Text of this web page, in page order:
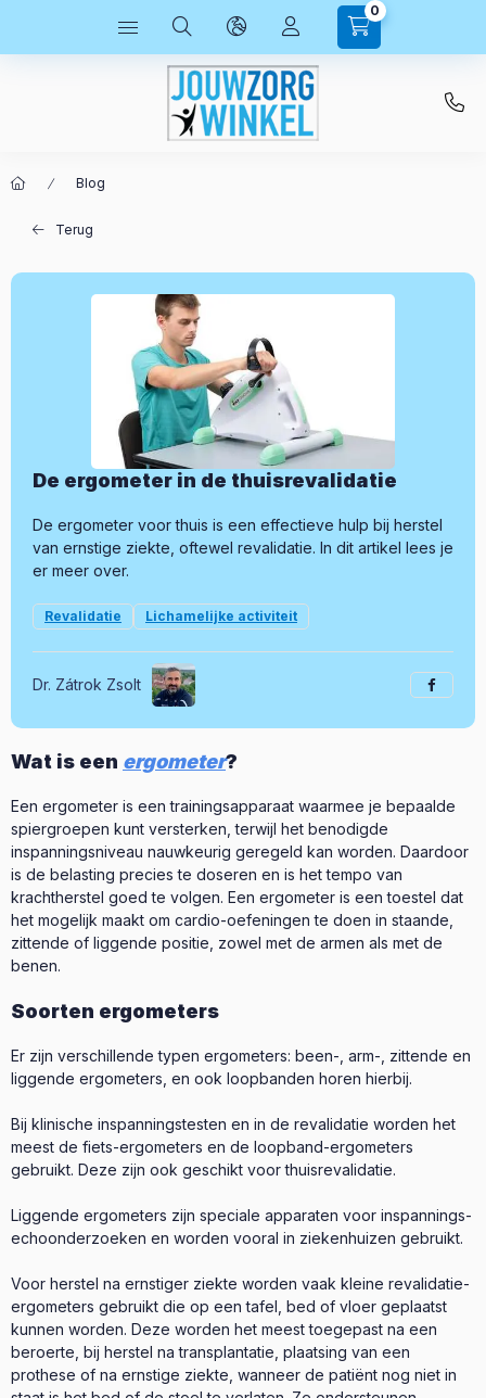
0
Blog
Terug
De ergometer in de thuisrevalidatie
De ergometer voor thuis is een effectieve hulp bij herstel
van ernstige ziekte, oftewel revalidatie. In dit artikel lees je
er meer over.
Revalidatie Lichamelijke activiteit
Dr. Zátrok Zsolt
Wat is een ergometer?
Een ergometer is een trainingsapparaat waarmee je bepaalde
spiergroepen kunt versterken, terwijl het benodigde
inspanningsniveau nauwkeurig geregeld kan worden. Daardoor
is de belasting precies te doseren en is het tempo van
krachtherstel goed te volgen. Een ergometer is een toestel dat
het mogelijk maakt om cardio-oefeningen te doen in staande,
zittende of liggende positie, zowel met de armen als met de
benen.
Soorten ergometers
Er zijn verschillende typen ergometers: been-, arm-, zittende en
liggende ergometers, en ook loopbanden horen hierbij.
Bij klinische inspanningstesten en in de revalidatie worden het
meest de fiets-ergometers en de loopband-ergometers
gebruikt. Deze zijn ook geschikt voor thuisrevalidatie.
Liggende ergometers zijn speciale apparaten voor inspannings-
echoonderzoeken en worden vooral in ziekenhuizen gebruikt.
Voor herstel na ernstiger ziekte worden vaak kleine revalidatie-
ergometers gebruikt die op een tafel, bed of vloer geplaatst
kunnen worden. Deze worden het meest toegepast na een
beroerte, bij herstel na transplantatie, plaatsing van een
prothese of na ernstige ziekte, wanneer de patiënt nog niet in